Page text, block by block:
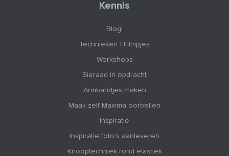
Kennis
Blog!
Technieken / Filmpjes
Workshops
Sieraad in opdracht
Armbandjes maken
Maak zelf Maxima oorbellen
Inspiratie
Inspiratie foto's aanleveren
Knooptechniek rond elastiek